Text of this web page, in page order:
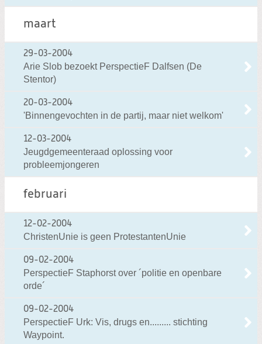
maart
29-03-2004
Arie Slob bezoekt PerspectieF Dalfsen (De
Stentor)
20-03-2004
'Binnengevochten in de partij, maar niet welkom'
12-03-2004
Jeugdgemeenteraad oplossing voor
probleemjongeren
februari
12-02-2004
ChristenUnie is geen ProtestantenUnie
09-02-2004
PerspectieF Staphorst over ´politie en openbare
orde´
09-02-2004
PerspectieF Urk: Vis, drugs en......... stichting
Waypoint.